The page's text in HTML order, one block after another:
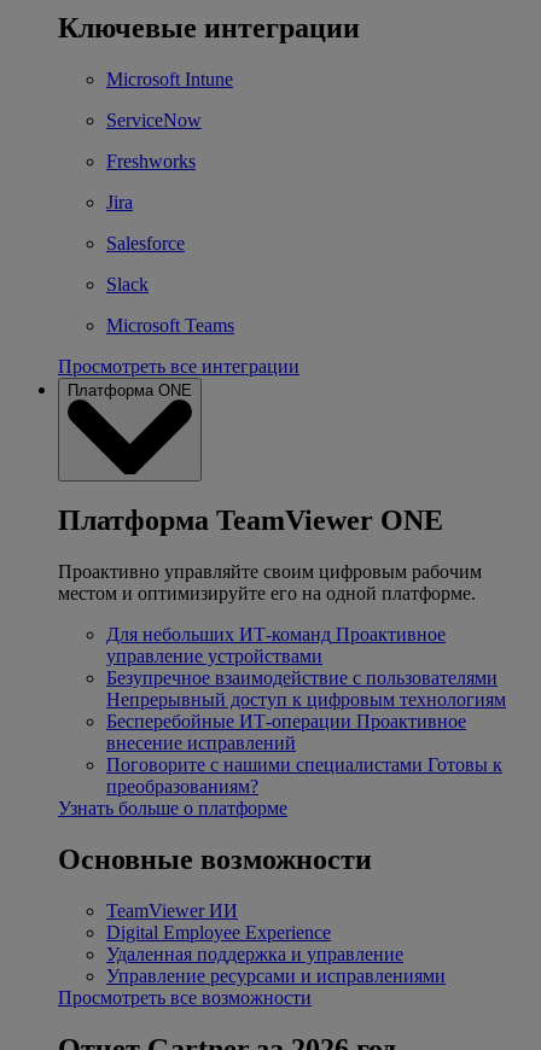
Ключевые интеграции
Microsoft Intune
ServiceNow
Freshworks
Jira
Salesforce
Slack
Microsoft Teams
Просмотреть все интеграции
Платформа ONE
Платформа TeamViewer ONE
Проактивно управляйте своим цифровым рабочим
местом и оптимизируйте его на одной платформе.
Для небольших ИТ-команд Проактивное
управление устройствами
Безупречное взаимодействие с пользователями
Непрерывный доступ к цифровым технологиям
Бесперебойные ИТ-операции Проактивное
внесение исправлений
Поговорите с нашими специалистами Готовы к
преобразованиям?
Узнать больше о платформе
Основные возможности
TeamViewer ИИ
Digital Employee Experience
Удаленная поддержка и управление
Управление ресурсами и исправлениями
Просмотреть все возможности